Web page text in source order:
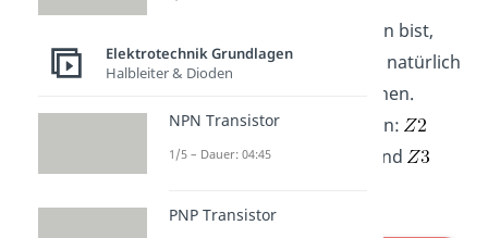
Wenn du sicher im Rechnen bist,
dann kannst du das ganze natürlich
auch in einem Schritt machen.
Neben dem Pfeil steht dann:
wird zu mal
und
Elektrotechnik Grundlagen
Halbleiter & Dioden
NPN Transistor
1/5 – Dauer: 04:45
PNP Transistor